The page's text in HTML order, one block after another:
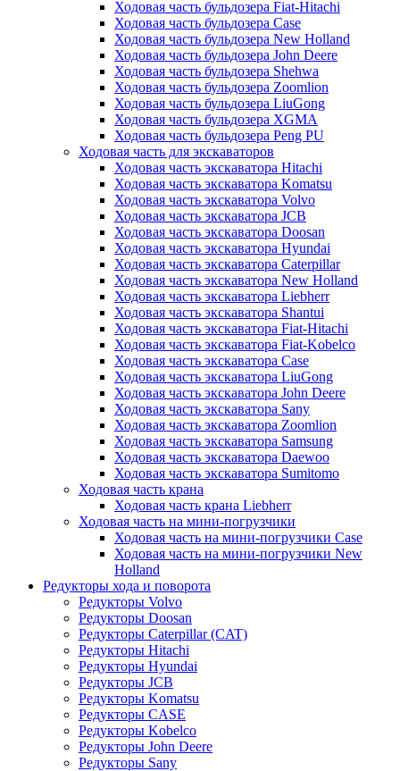
Ходовая часть бульдозера Fiat-Hitachi
Ходовая часть бульдозера Case
Ходовая часть бульдозера New Holland
Ходовая часть бульдозера John Deere
Ходовая часть бульдозера Shehwa
Ходовая часть бульдозера Zoomlion
Ходовая часть бульдозера LiuGong
Ходовая часть бульдозера XGMA
Ходовая часть бульдозера Peng PU
Ходовая часть для экскаваторов
Ходовая часть экскаватора Hitachi
Ходовая часть экскаватора Komatsu
Ходовая часть экскаватора Volvo
Ходовая часть экскаватора JCB
Ходовая часть экскаватора Doosan
Ходовая часть экскаватора Hyundai
Ходовая часть экскаватора Caterpillar
Ходовая часть экскаватора New Holland
Ходовая часть экскаватора Liebherr
Ходовая часть экскаватора Shantui
Ходовая часть экскаватора Fiat-Hitachi
Ходовая часть экскаватора Fiat-Kobelco
Ходовая часть экскаватора Case
Ходовая часть экскаватора LiuGong
Ходовая часть экскаватора John Deere
Ходовая часть экскаватора Sany
Ходовая часть экскаватора Zoomlion
Ходовая часть экскаватора Samsung
Ходовая часть экскаватора Daewoo
Ходовая часть экскаватора Sumitomo
Ходовая часть крана
Ходовая часть крана Liebherr
Ходовая часть на мини-погрузчики
Ходовая часть на мини-погрузчики Case
Ходовая часть на мини-погрузчики New
Holland
Редукторы хода и поворота
Редукторы Volvo
Редукторы Doosan
Редукторы Caterpillar (CAT)
Редукторы Hitachi
Редукторы Hyundai
Редукторы JCB
Редукторы Komatsu
Редукторы CASE
Редукторы Kobelco
Редукторы John Deere
Редукторы Sany